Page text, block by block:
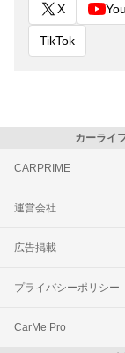
X
TikTok
カーライ
CARPRIME
運営会社
広告掲載
プライバシーポリシー
CarMe Pro